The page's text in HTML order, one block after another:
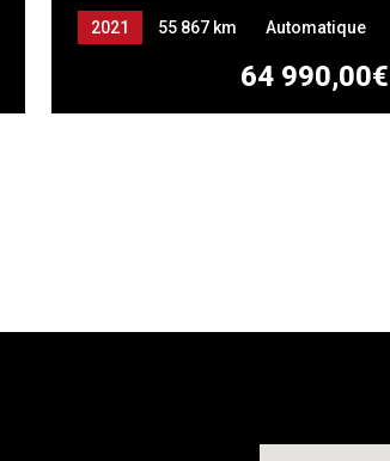
64 990,00€
2021 55 867 km
Automatique